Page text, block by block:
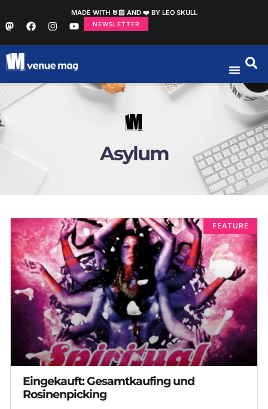
MADE WITH 🤘🏻 AND ❤️ BY LEO SKULL
NEWSLETTER
Asylum
FEATURE
Eingekauft: Gesamtkaufing und
Rosinenpicking